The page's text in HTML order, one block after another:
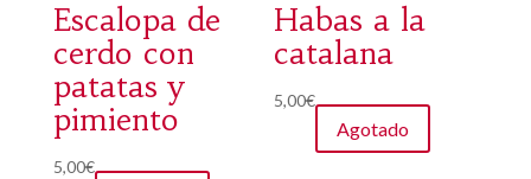
Escalopa de
cerdo con
patatas y
pimiento
5,00€
Habas a la
catalana
5,00€
Agotado